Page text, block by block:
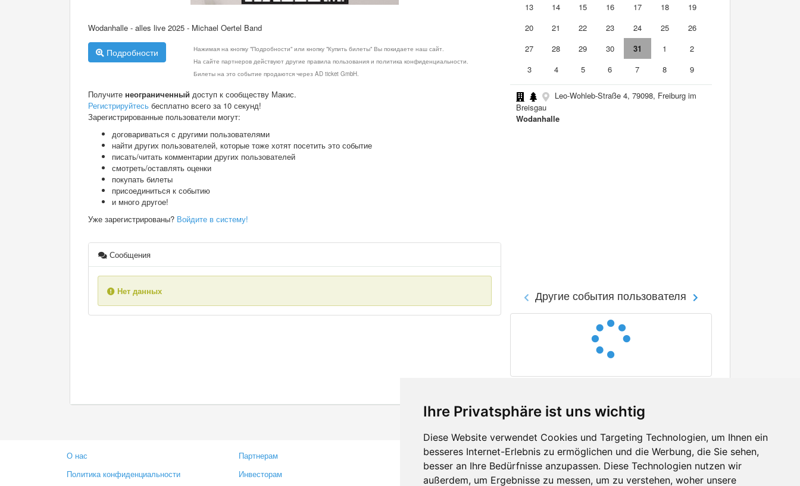
Ihre Privatsphäre ist uns wichtig
Diese Website verwendet Cookies und Targeting Technologien, um Ihnen ein
besseres Internet-Erlebnis zu ermöglichen und die Werbung, die Sie sehen,
besser an Ihre Bedürfnisse anzupassen. Diese Technologien nutzen wir
außerdem, um Ergebnisse zu messen, um zu verstehen, woher unsere
Wodanhalle - alles live 2025 - Michael Oertel Band
Подробности
Нажимая на кнопку "Подробности" или кнопку "Купить билеты" Вы покидаете наш сайт.
На сайте партнеров действуют другие правила пользования и политика конфиденциальности.
Билеты на это событие продаются через AD ticket GmbH.
Получите неограниченный доступ к сообществу Макис.
Регистрируйтесь бесплатно всего за 10 секунд!
Зарегистрированные пользователи могут:
договариваться с другими пользователями
найти других пользователей, которые тоже хотят посетить это событие
писать/читать комментарии других пользователей
смотреть/оставлять оценки
покупать билеты
присоединиться к событию
и много другое!
Уже зарегистрированы? Войдите в систему!
Сообщения
Нет данных
13
14 15 16 17 18
19
20
21 22 23 24 25
26
27
28 29 30 31 1
2
3
4 5 6 7 8 9
Leo-Wohleb-Straße 4, 79098, Freiburg im
Breisgau
Wodanhalle
Другие события пользователя
О нас
Политика конфиденциальности
Партнерам
Инвесторам
Контакты
Оставить отзыв
Facebook
Twitter